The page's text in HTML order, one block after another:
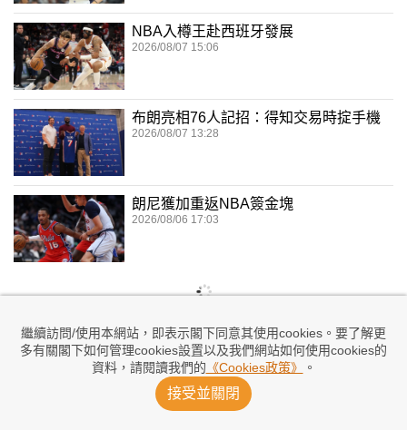
繼續訪問/使用本網站，即表示閣下同意其使用cookies。要了解更
多有關閣下如何管理cookies設置以及我們網站如何使用cookies的
資料，請閱讀我們的 《Cookies政策》 。
接受並關閉
NBA入樽王赴西班牙發展
2026/08/07 15:06
布朗亮相76人記招：得知交易時掟手機
2026/08/07 13:28
朗尼獲加重返NBA簽金塊
2026/08/06 17:03